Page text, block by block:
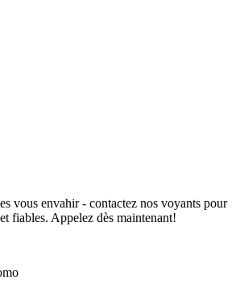
vous envahir - contactez nos voyants pour
fiables. Appelez dès maintenant!